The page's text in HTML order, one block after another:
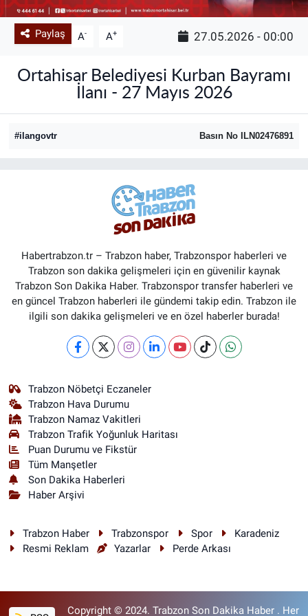
Paylaş A- A+ 27.05.2026 - 00:00
Ortahisar Belediyesi Kurban Bayramı
İlanı - 27 Mayıs 2026
#ilangovtr Basın No ILN02476891
Habertrabzon.tr – Trabzon haber, Trabzonspor haberleri ve
Trabzon son dakika gelişmeleri için en güvenilir kaynak
Trabzon Son Dakika Haber. Trabzonspor transfer haberleri ve
en güncel Trabzon haberleri ile gündemi takip edin. Trabzon ile
ilgili son dakika gelişmeleri ve en özel haberler burada!
Trabzon Nöbetçi Eczaneler
Trabzon Hava Durumu
Trabzon Namaz Vakitleri
Trabzon Trafik Yoğunluk Haritası
Puan Durumu ve Fikstür
Tüm Manşetler
Son Dakika Haberleri
Haber Arşivi
Trabzon Haber Trabzonspor Spor
Karadeniz
Resmi Reklam
Yazarlar Perde Arkası
Copyright © 2024. Trabzon Son Dakika Haber . Her